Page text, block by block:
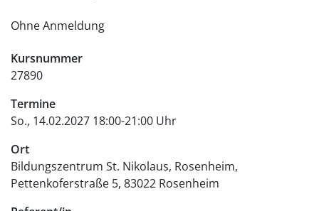
Ohne Anmeldung
Kursnummer
27890
Termine
So., 14.02.2027 18:00-21:00 Uhr
Ort
Bildungszentrum St. Nikolaus, Rosenheim
Pettenkoferstraße 5 83022 Rosenheim